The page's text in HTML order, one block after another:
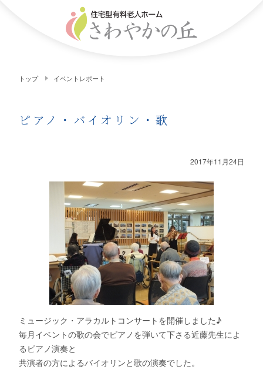
トップ イベントレポート
ピアノ・バイオリン・歌
2017年11月24日
ミュージック・アラカルトコンサートを開催しました♪
毎月イベントの歌の会でピアノを弾いて下さる近藤先生によ
るピアノ演奏と
共演者の方によるバイオリンと歌の演奏でした。